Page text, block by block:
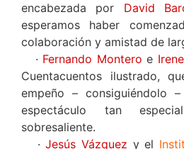
encabezada por David
esperamos haber
colaboración y amistad de
· Fernando Montero e
Cuentacuentos ilustrado,
empeño – consiguiéndolo
espectáculo tan
sobresaliente.
·Jesús Vázquez y el